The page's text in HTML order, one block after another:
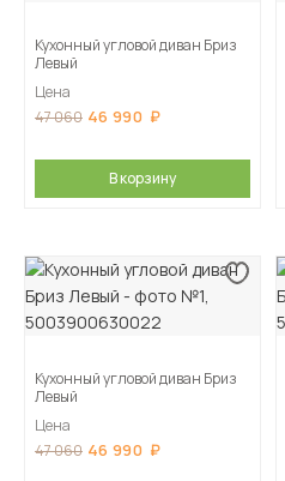
Кухонный угловой диван Бриз
Левый
Цена
47 060 46 990
В корзину
Кухонный угловой диван Бриз
Левый
Цена
47 060 46 990